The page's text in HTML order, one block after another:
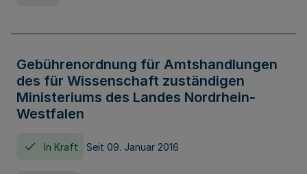
Gebührenordnung für Amtshandlungen
des für Wissenschaft zuständigen
Ministeriums des Landes Nordrhein-
Westfalen
In Kraft Seit 09. Januar 2016